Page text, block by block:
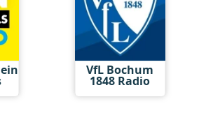
VfL Bochum
1848 Radio